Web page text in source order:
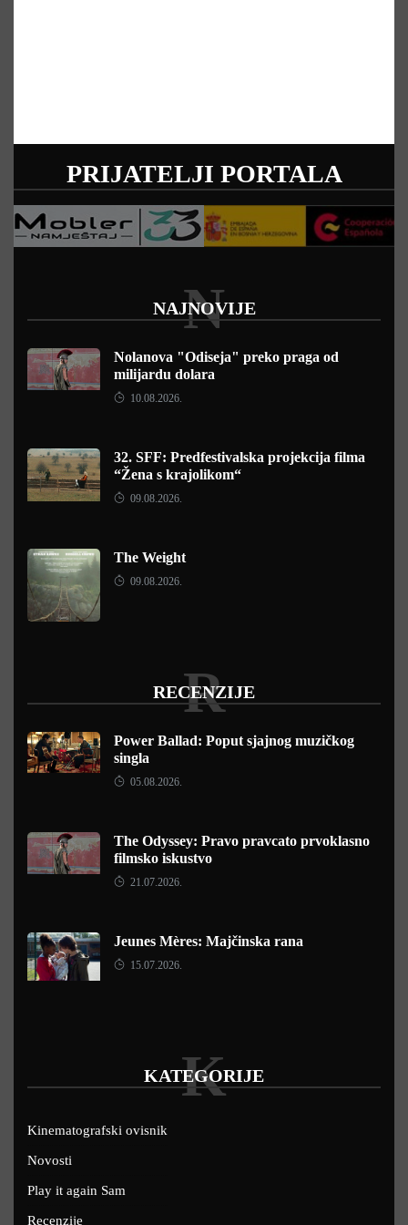
PRIJATELJI PORTALA
NAJNOVIJE
N
Nolanova "Odiseja" preko praga od
milijardu dolara
10.08.2026.
32. SFF: Predfestivalska projekcija filma
“Žena s krajolikom“
09.08.2026.
The Weight
09.08.2026.
RECENZIJE
R
Power Ballad: Poput sjajnog muzičkog
singla
05.08.2026.
The Odyssey: Pravo pravcato prvoklasno
filmsko iskustvo
21.07.2026.
Jeunes Mères: Majčinska rana
15.07.2026.
KATEGORIJE
K
Kinematografski ovisnik
Novosti
Play it again Sam
Recenzije